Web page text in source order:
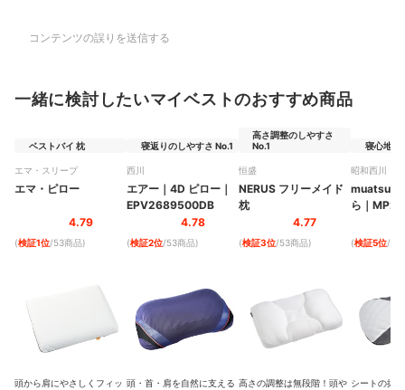
コンテンツの誤りを送信する
一緒に検討したいマイベストのおすすめ商品
ベストバイ 枕
エマ・スリープ
エマ・ピロー
4.79
(検証1位/53商品)
頭から肩にやさしくフィッ
寝返りのしやすさ No.1
西川
エアー ｜ 4D ピロー ｜
EPV2689500DB
4.78
(検証2位/53商品)
頭・首・肩を自然に支える
高さ調整のしやすさ
No.1
恒盛
NERUS フリーメイド
枕
4.77
(検証3位/53商品)
高さの調整は無段階！頭や
寝心地の
昭和西川
muatsu
ら ｜
(検証5位/53
シートの抜